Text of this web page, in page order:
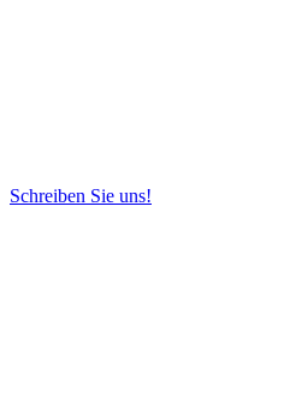
Schreiben Sie uns!